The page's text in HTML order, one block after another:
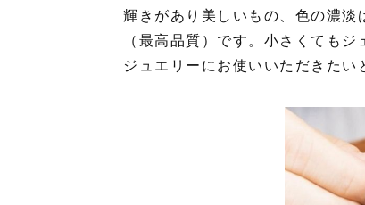
輝きがあり美しいもの、色の濃淡
（最高品質）です。小さくても
ジュエリーにお使いいただきたい